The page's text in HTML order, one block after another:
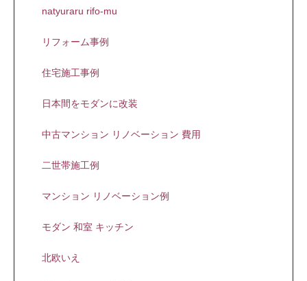
natyuraru rifo-mu
リフォーム事例
住宅施工事例
日本間をモダンに改装
中古マンション リノベーション 費用
二世帯施工例
マンション リノベーション例
モダン 和室 キッチン
北欧いえ